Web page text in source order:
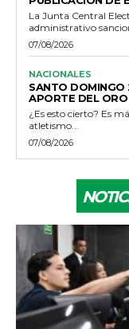
La Junta Central
administrativo
07/08/2026
NACIONALES
SANTO
APORTE DEL
¿Es esto cierto? Es
atletismo...
07/08/2026